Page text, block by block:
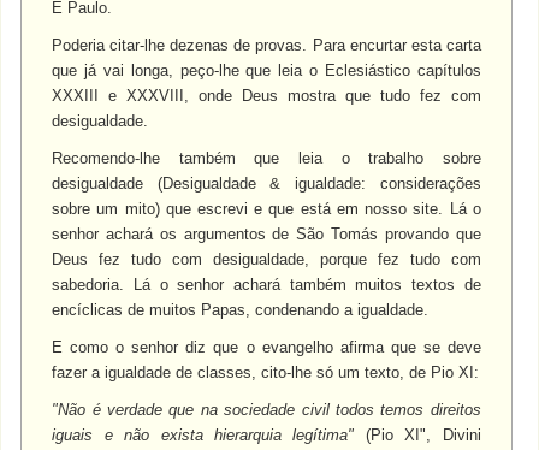
É Paulo.
Poderia citar-lhe dezenas de provas. Para encurtar esta carta
que já vai longa, peço-lhe que leia o Eclesiástico capítulos
XXXIII e XXXVIII, onde Deus mostra que tudo fez com
desigualdade.
Recomendo-lhe também que leia o trabalho sobre
desigualdade (Desigualdade & igualdade: considerações
sobre um mito) que escrevi e que está em nosso site. Lá o
senhor achará os argumentos de São Tomás provando que
Deus fez tudo com desigualdade, porque fez tudo com
sabedoria. Lá o senhor achará também muitos textos de
encíclicas de muitos Papas, condenando a igualdade.
E como o senhor diz que o evangelho afirma que se deve
fazer a igualdade de classes, cito-lhe só um texto, de Pio XI:
"Não é verdade que na sociedade civil todos temos direitos
iguais e não exista hierarquia legítima" (Pio XI", Divini